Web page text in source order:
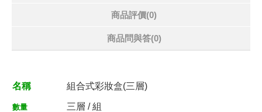
商品評價(0)
商品問與答(0)
名稱 組合式彩妝盒(三層)
數量 三層 / 組